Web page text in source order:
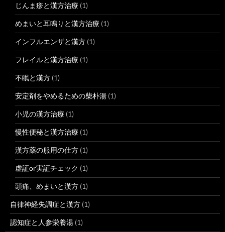
じんま疹と漢方治療 (1)
めまいと耳鳴りと漢方治療 (1)
インフルエンザと漢方 (1)
フレイルと漢方治療 (1)
不眠と漢方 (1)
安定剤をやめるための柴朴湯 (1)
小児の漢方治療 (1)
慢性便秘と漢方治療 (1)
漢方薬の服用の仕方 (1)
虚証or実証チェック (1)
頭痛、めまいと漢方 (1)
自律神経失調症と漢方 (1)
認知症と人参栄養湯 (1)